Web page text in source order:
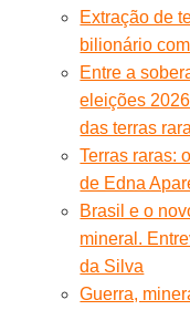
Extração de
bilionário
Entre a
eleições
das terras
Terras raras:
de Edna
Brasil e o
mineral.
da Silva
Guerra,